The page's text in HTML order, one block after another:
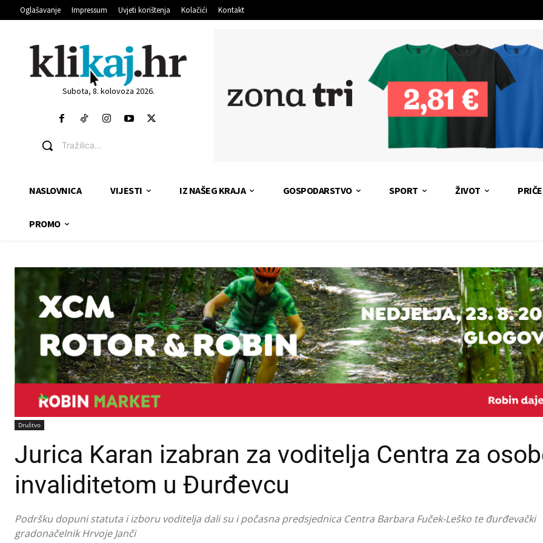
Oglašavanje Impressum Uvjeti korištenja Kolačići Kontakt
Subota, 8. kolovoza 2026.
Tražilica...
NASLOVNICA VIJESTI IZ NAŠEG KRAJA GOSPODARSTVO SPORT ŽIVOT PRIČE
PROMO
Društvo
Jurica Karan izabran za voditelja Centra za
invaliditetom u Đurđevcu
Podršku dopuni statuta i izboru voditelja dali su i počasna predsjednica Centra Barbara Fuček-Leško te đurđevački
gradonačelnik Hrvoje Janči